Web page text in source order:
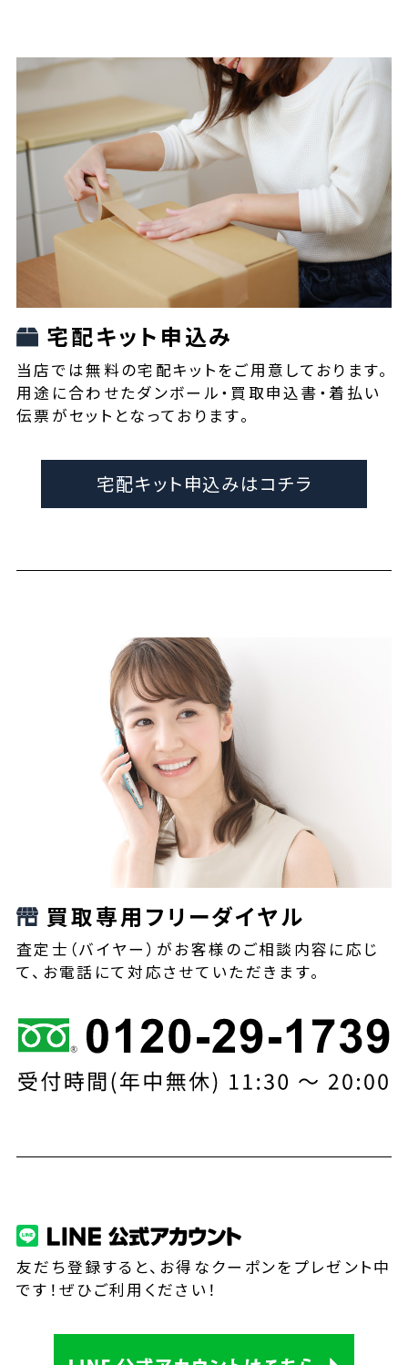
宅配キット申込み
当店では無料の宅配キットをご用意しております。
用途に合わせたダンボール・買取申込書・着払い
伝票がセットとなっております。
宅配キット申込みはコチラ
買取専用フリーダイヤル
査定士（バイヤー）がお客様のご相談内容に応じ
て、お電話にて対応させていただきます。
友だち登録すると、お得なクーポンをプレゼント中
です！ぜひご利用ください！